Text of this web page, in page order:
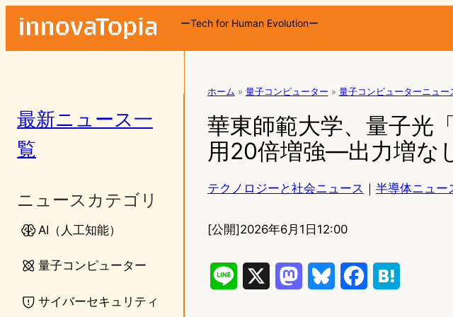
ーTech for Human Evolutionー
最新ニュース一
覧
ニュースカテゴリ
AI（人工知能）
量子コンピューター
サイバーセキュリティ
ホーム » 量子コンピューター » 量子コンピューターニュー
華東師範大学、量子光
用20倍増強—出力増な
テクノロジーと社会ニュース ｜ 半導体ニュー
[公開]2026年6月1日12:00